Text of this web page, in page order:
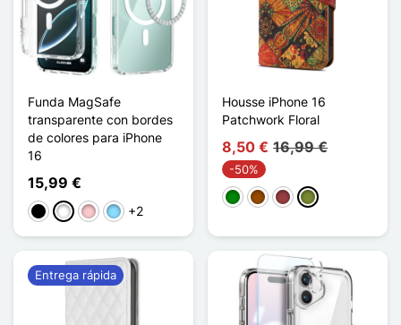
Funda MagSafe
transparente con bordes
de colores para iPhone
16
15,99 €
NegroBlancoRosaAzul claro
+2
Housse iPhone 16
Patchwork Floral
8,50 € 16,99 €
-50%
VerdeMarrónRojo oscuro
Caqui
Entrega rápida